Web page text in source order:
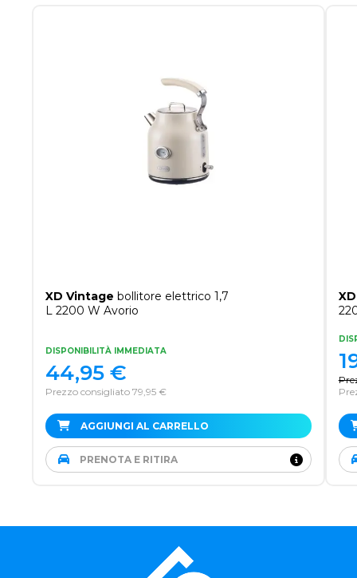
XD Vintage bollitore elettrico 1,7
L 2200 W Avorio
DISPONIBILITÀ IMMEDIATA
Prezzo consigliato 79,95 €
44,95 €
AGGIUNGI AL CARRELLO
PRENOTA E RITIRA